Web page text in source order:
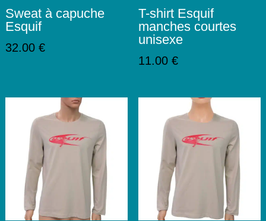
Sweat à capuche
Esquif
32.00 €
T-shirt Esquif
manches courtes
unisexe
11.00 €